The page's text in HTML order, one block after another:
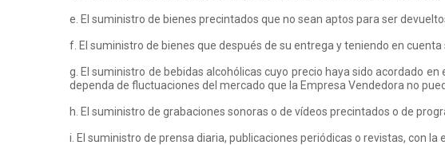
e. El suministro de bienes precintados que no sean aptos para ser
f. El suministro de bienes que después de su entrega y teniendo en
g. El suministro de bebidas alcohólicas cuyo precio haya sido acordado
dependa de fluctuaciones del mercado que la Empresa Vendedora no
h. El suministro de grabaciones sonoras o de vídeos precintados o de
i. El suministro de prensa diaria, publicaciones periódicas o revistas, con